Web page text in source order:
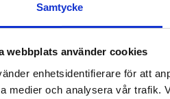
Samtycke
webbplats använder cookies
enhetsidentifierare för att
medier och analysera vår trafik.